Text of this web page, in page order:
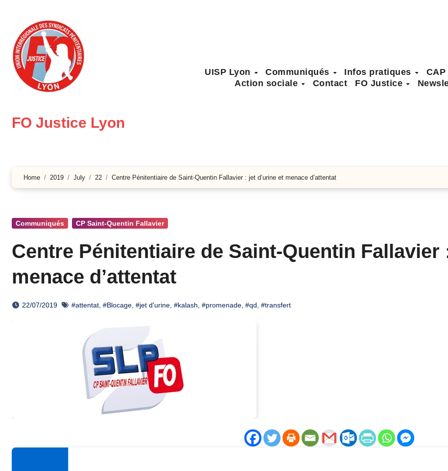
content
FO Justice Lyon
UISP Lyon Communiqués Infos pratiques CAP
Action sociale
Contact FO Justice
Home 2019 July 22 Centre Pénitentiaire de Saint-Quentin Fallavier : jet d’urine et menace d’attentat
Communiqués CP Saint-Quentin Fallavier
Centre Pénitentiaire de Saint-Quentin Fallavier
menace d’attentat
22/07/2019 #attentat #Blocage #jet d'urine #kalash #promenade #qd #transfert